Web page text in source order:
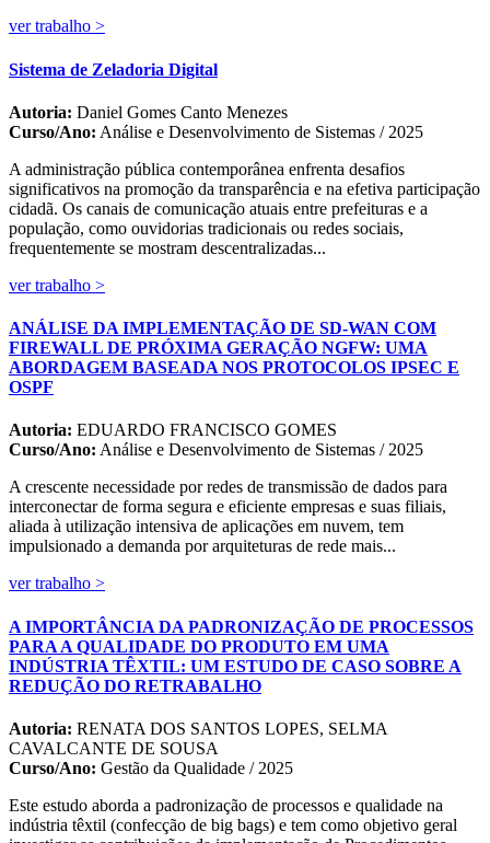
ver trabalho >
Sistema de Zeladoria Digital
Autoria: Daniel Gomes Canto Menezes
Curso/Ano: Análise e Desenvolvimento de Sistemas / 2025
A administração pública contemporânea enfrenta desafios
significativos na promoção da transparência e na efetiva participação
cidadã. Os canais de comunicação atuais entre prefeituras e a
população, como ouvidorias tradicionais ou redes sociais,
frequentemente se mostram descentralizadas...
ver trabalho >
ANÁLISE DA IMPLEMENTAÇÃO DE SD-WAN COM
FIREWALL DE PRÓXIMA GERAÇÃO NGFW: UMA
ABORDAGEM BASEADA NOS PROTOCOLOS IPSEC E
OSPF
Autoria: EDUARDO FRANCISCO GOMES
Curso/Ano: Análise e Desenvolvimento de Sistemas / 2025
A crescente necessidade por redes de transmissão de dados para
interconectar de forma segura e eficiente empresas e suas filiais,
aliada à utilização intensiva de aplicações em nuvem, tem
impulsionado a demanda por arquiteturas de rede mais...
ver trabalho >
A IMPORTÂNCIA DA PADRONIZAÇÃO DE PROCESSOS
PARA A QUALIDADE DO PRODUTO EM UMA
INDÚSTRIA TÊXTIL: UM ESTUDO DE CASO SOBRE A
REDUÇÃO DO RETRABALHO
Autoria: RENATA DOS SANTOS LOPES, SELMA
CAVALCANTE DE SOUSA
Curso/Ano: Gestão da Qualidade / 2025
Este estudo aborda a padronização de processos e qualidade na
indústria têxtil (confecção de big bags) e tem como objetivo geral